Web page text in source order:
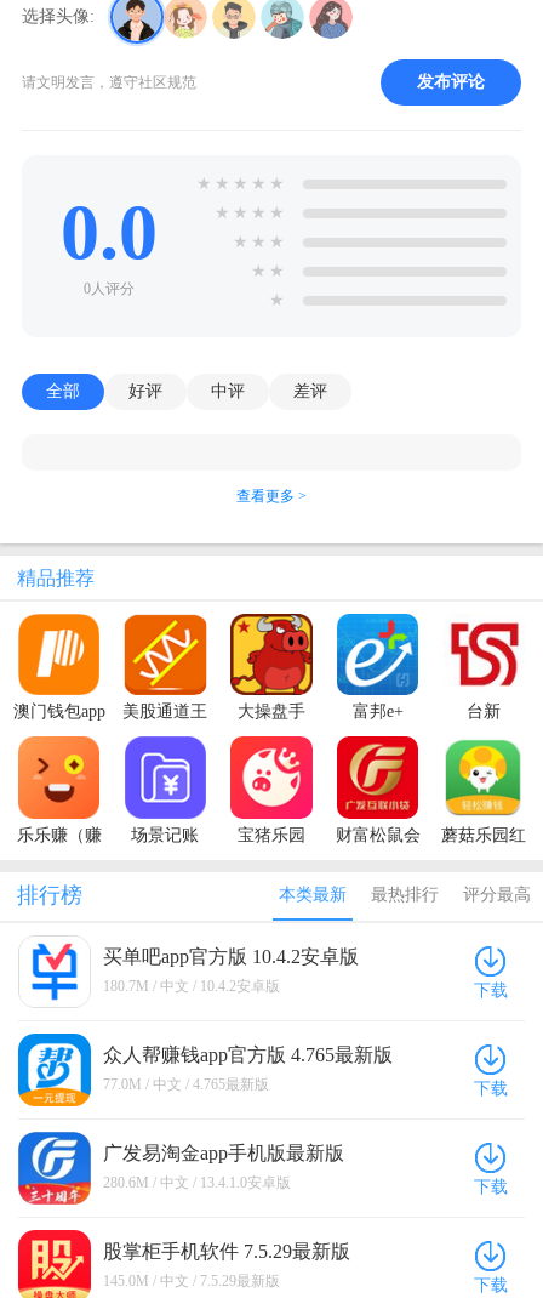
选择头像:
请文明发言，遵守社区规范 发布评论
0.0
0人评分
★ ★ ★ ★ ★
★ ★ ★ ★
★ ★ ★
★ ★
★
全部 好评 中评 差评
查看更多 >
精品推荐
澳门钱包app
官方最新版
(MPay)
美股通道王 大操盘手 富邦e+
台新
phoneEZ手
机版
乐乐赚（赚
场景记账 宝猪乐园
财富松鼠会
蘑菇乐园红
排行榜 本类最新 最热排行 评分最高
买单吧app官方版 10.4.2安卓版
180.7M / 中文 / 10.4.2安卓版 下载
众人帮赚钱app官方版 4.765最新版
77.0M / 中文 / 4.765最新版 下载
广发易淘金app手机版最新版
13.4.1.0安卓版
280.6M / 中文 / 13.4.1.0安卓版 下载
股掌柜手机软件 7.5.29最新版
145.0M / 中文 / 7.5.29最新版 下载